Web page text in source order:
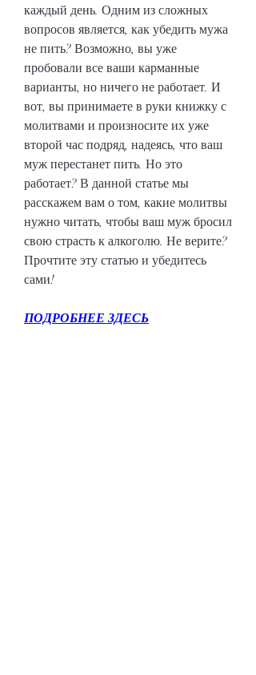
каждый день. Одним из сложных
вопросов является, как убедить мужа
не пить? Возможно, вы уже
пробовали все ваши карманные
варианты, но ничего не работает. И
вот, вы принимаете в руки книжку с
молитвами и произносите их уже
второй час подряд, надеясь, что ваш
муж перестанет пить. Но это
работает? В данной статье мы
расскажем вам о том, какие молитвы
нужно читать, чтобы ваш муж бросил
свою страсть к алкоголю. Не верите?
Прочтите эту статью и убедитесь
сами!
ПОДРОБНЕЕ ЗДЕСЬ